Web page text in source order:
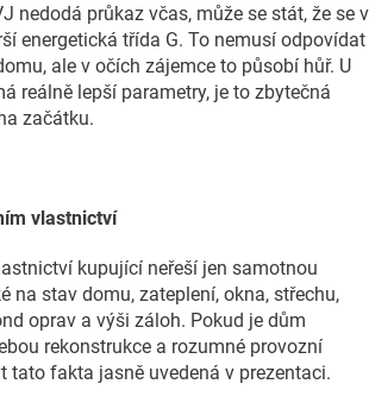
nedodá průkaz včas, může se stát, že se v
energetická třída G. To nemusí odpovídat
ale v očích zájemce to působí hůř. U
reálně lepší parametry, je to zbytečná
začátku.
vlastnictví
kupující neřeší jen samotnou
na stav domu, zateplení, okna, střechu,
oprav a výši záloh. Pokud je dům
rekonstrukce a rozumné provozní
tato fakta jasně uvedená v prezentaci.